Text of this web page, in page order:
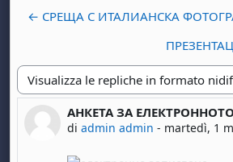
← СРЕЩА С ИТАЛИАНСКА
Modalità visualizzazione
АНКЕТА ЗА
di admin admin - martedì, 1
Numero di risposte: 0